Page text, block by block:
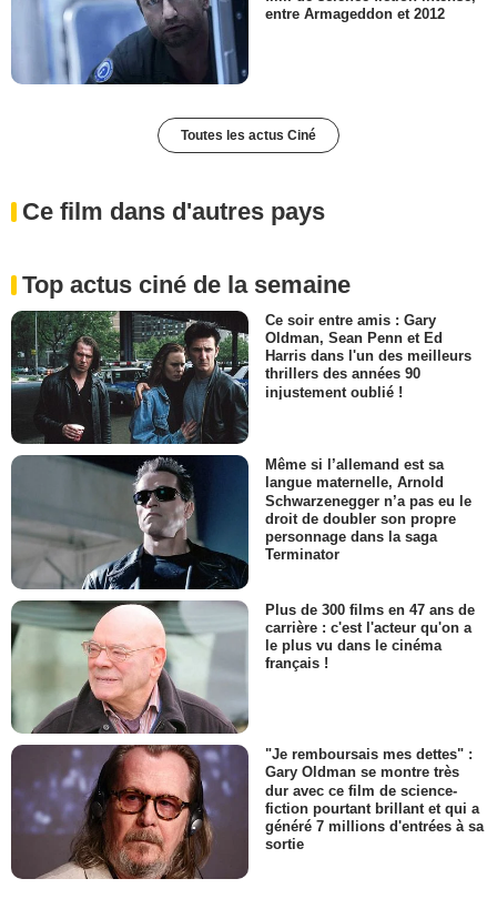
entre Armageddon et 2012
Toutes les actus Ciné
Ce film dans d'autres pays
Top actus ciné de la semaine
Ce soir entre amis : Gary
Oldman, Sean Penn et Ed
Harris dans l'un des meilleurs
thrillers des années 90
injustement oublié !
Même si l’allemand est sa
langue maternelle, Arnold
Schwarzenegger n’a pas eu le
droit de doubler son propre
personnage dans la saga
Terminator
Plus de 300 films en 47 ans de
carrière : c'est l'acteur qu'on a
le plus vu dans le cinéma
français !
"Je remboursais mes dettes" :
Gary Oldman se montre très
dur avec ce film de science-
fiction pourtant brillant et qui a
généré 7 millions d'entrées à sa
sortie